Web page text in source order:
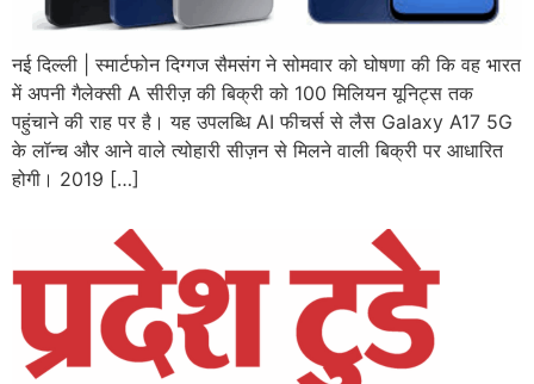
नई दिल्ली | स्मार्टफोन दिग्गज सैमसंग ने सोमवार को घोषणा की कि वह भारत
में अपनी गैलेक्सी A सीरीज़ की बिक्री को 100 मिलियन यूनिट्स तक
पहुंचाने की राह पर है। यह उपलब्धि AI फीचर्स से लैस Galaxy A17 5G
के लॉन्च और आने वाले त्योहारी सीज़न से मिलने वाली बिक्री पर आधारित
होगी। 2019 […]